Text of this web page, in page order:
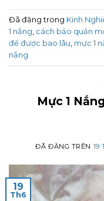
Đã đăng trong Kinh
1 nắng cách bảo quản
để được bao lâu mực 1
nắng
Mực 1
ĐÃ ĐĂNG TRÊN 19
19
Th6